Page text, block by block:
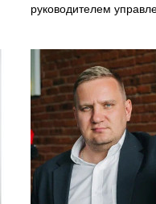
руководителем